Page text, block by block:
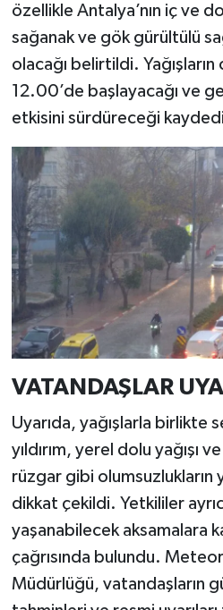
özellikle Antalya’nın iç ve
sağanak ve gök gürültülü
olacağı belirtildi.
12.00’de başlayacağı ve
etkisini sürdüreceği
VATANDAŞLAR
Uyarıda, yağışlarla birlikte
yıldırım, yerel dolu yağışı
rüzgar gibi olumsuzlukların
dikkat çekildi. Yetkililer
yaşanabilecek aksamalara
çağrısında bulundu.
Müdürlüğü, vatandaşların